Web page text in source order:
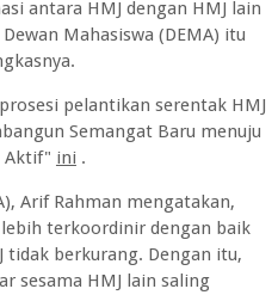
antara HMJ dengan HMJ lain
Mahasiswa (DEMA) itu
pelantikan serentak HMJ
Semangat Baru menuju
Aktif" ini.
Arif Rahman mengatakan,
terkoordinir dengan baik
tidak berkurang. Dengan itu,
sesama HMJ lain saling